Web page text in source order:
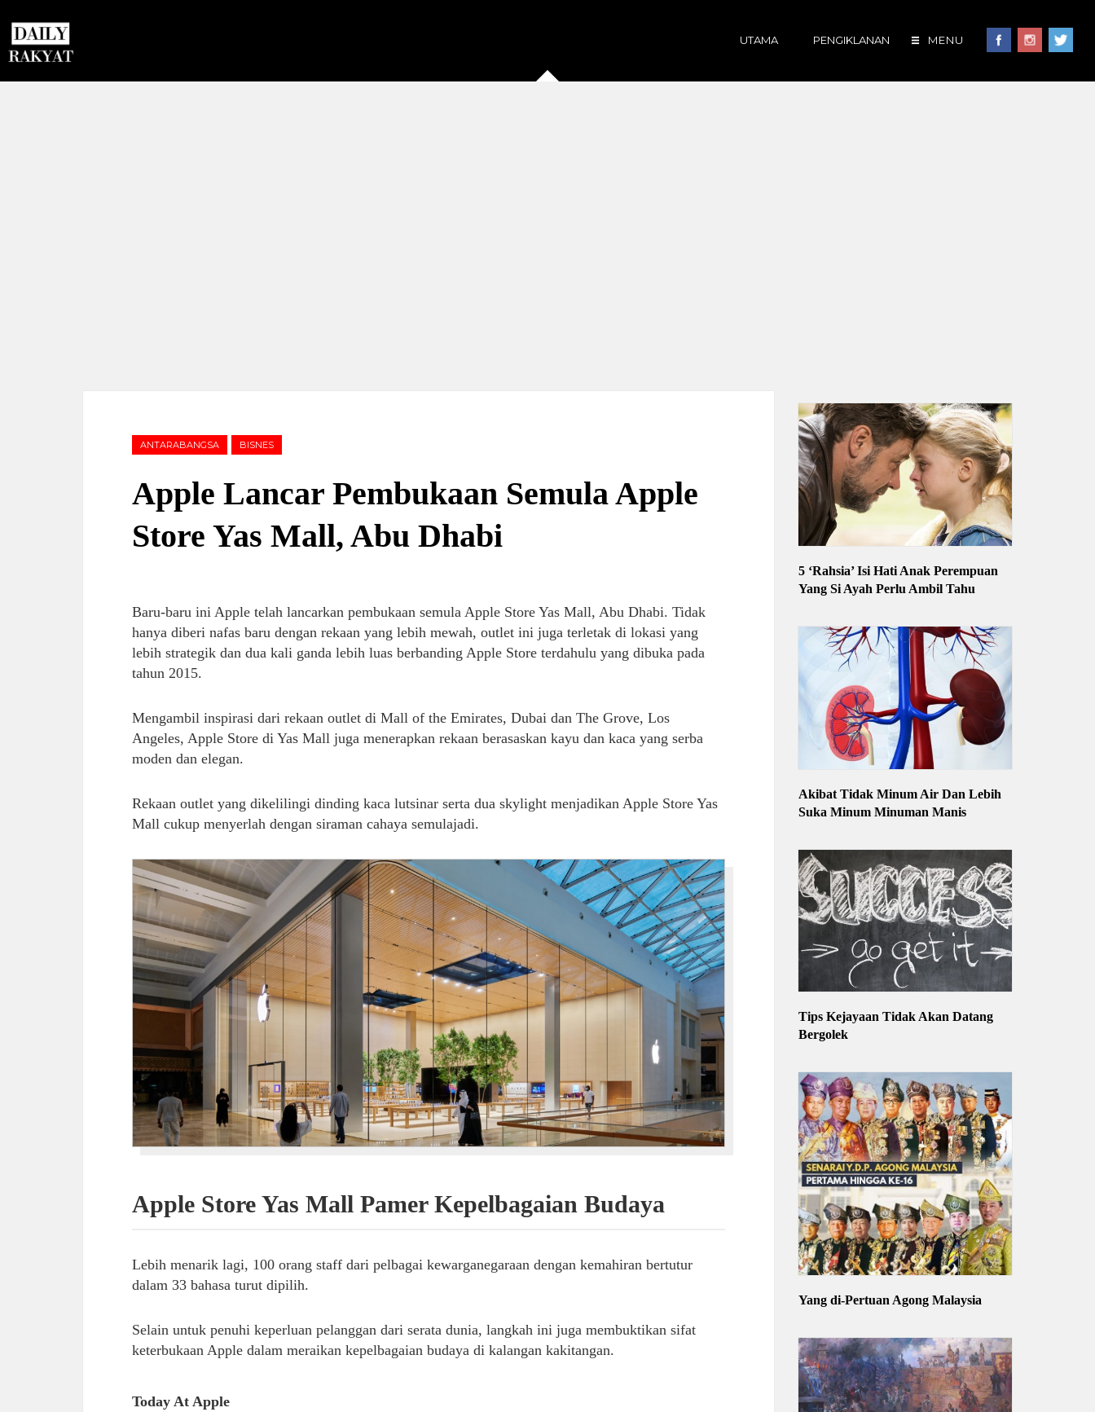
MENU
UTAMA PENGIKLANAN
ANTARABANGSA BISNES
Apple Lancar Pembukaan Semula Apple
Store Yas Mall, Abu Dhabi
Baru-baru ini Apple telah lancarkan pembukaan semula Apple Store Yas Mall, Abu Dhabi. Tidak
hanya diberi nafas baru dengan rekaan yang lebih mewah, outlet ini juga terletak di lokasi yang
lebih strategik dan dua kali ganda lebih luas berbanding Apple Store terdahulu yang dibuka pada
tahun 2015.
Mengambil inspirasi dari rekaan outlet di Mall of the Emirates, Dubai dan The Grove, Los
Angeles, Apple Store di Yas Mall juga menerapkan rekaan berasaskan kayu dan kaca yang serba
moden dan elegan.
Rekaan outlet yang dikelilingi dinding kaca lutsinar serta dua skylight menjadikan Apple Store Yas
Mall cukup menyerlah dengan siraman cahaya semulajadi.
Apple Store Yas Mall Pamer Kepelbagaian Budaya
Lebih menarik lagi, 100 orang staff dari pelbagai kewarganegaraan dengan kemahiran bertutur
dalam 33 bahasa turut dipilih.
Selain untuk penuhi keperluan pelanggan dari serata dunia, langkah ini juga membuktikan sifat
keterbukaan Apple dalam meraikan kepelbagaian budaya di kalangan kakitangan.
Today At Apple
5 ‘Rahsia’ Isi Hati Anak Perempuan
Yang Si Ayah Perlu Ambil Tahu
Akibat Tidak Minum Air Dan Lebih
Suka Minum Minuman Manis
Tips Kejayaan Tidak Akan Datang
Bergolek
Yang di-Pertuan Agong Malaysia